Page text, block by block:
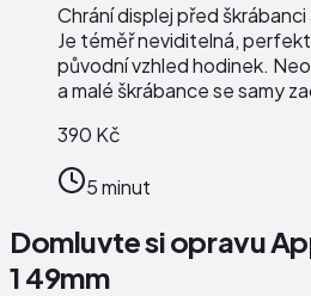
Chrání displej před
Je téměř neviditelná,
původní vzhled hodinek.
a malé škrábance se samy
390 Kč
5 minut
Domluvte si opravu
1 49mm